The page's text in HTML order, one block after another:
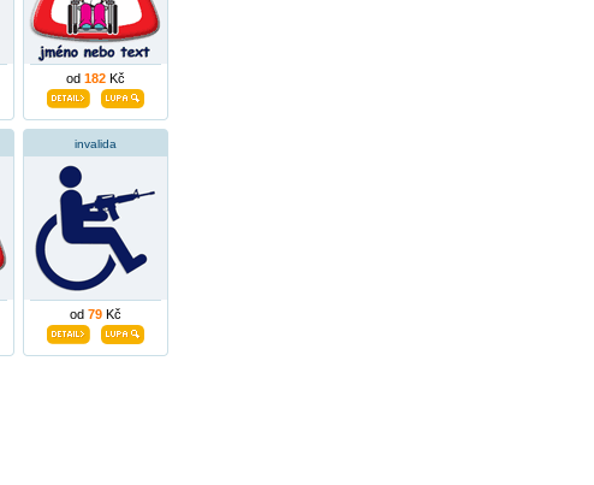
od 182Kč
invalida
od 79Kč